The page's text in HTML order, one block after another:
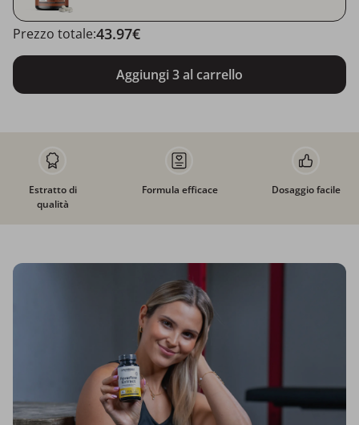
Aggiungi 3 al carrello
Prezzo totale:43.97€
Estratto di
qualità
Formula efficace Dosaggio facile